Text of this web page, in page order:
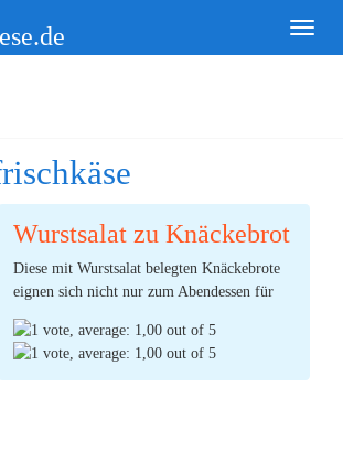
Wurstsalat zu Knäckebrot
Diese mit Wurstsalat belegten Knäckebrote
eignen sich nicht nur zum Abendessen für
wenn man Kommilitonen oder andere
Freunde zu Gast hat. Dazu bereit man
einfach die Knäckebrote mit Frischkäse und